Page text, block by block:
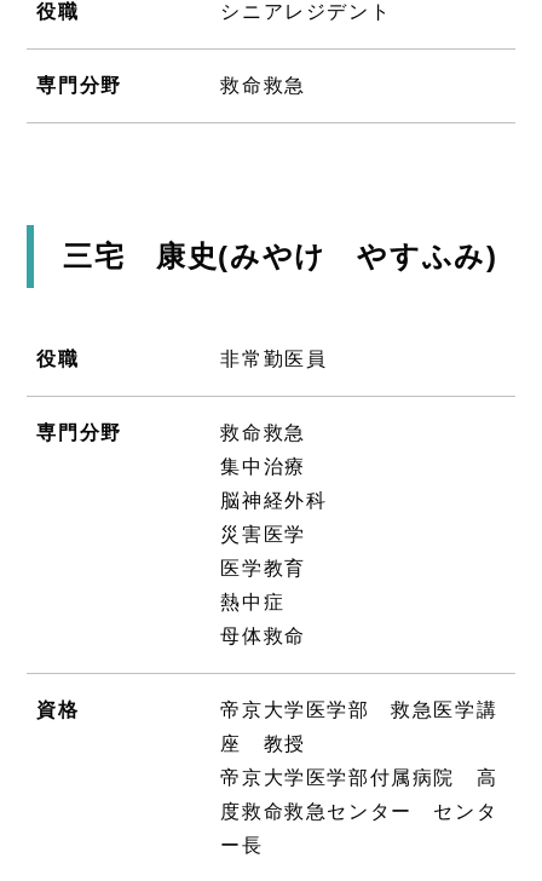
役職 シニアレジデント
専門分野 救命救急
三宅 康史(みやけ やすふみ)
役職 非常勤医員
専門分野
救命救急
集中治療
脳神経外科
災害医学
医学教育
熱中症
母体救命
資格
帝京大学医学部 救急医学講
座 教授
帝京大学医学部付属病院 高
度救命救急センター センタ
ー長